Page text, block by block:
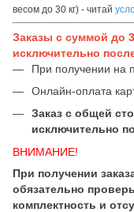
весом до 30 кг) - читай
Заказы с суммой до
исключительно
При получении на
Онлайн-оплата
Заказ с общей
исключительно
ВНИМАНИЕ!
При получении
обязательно
комплектность и